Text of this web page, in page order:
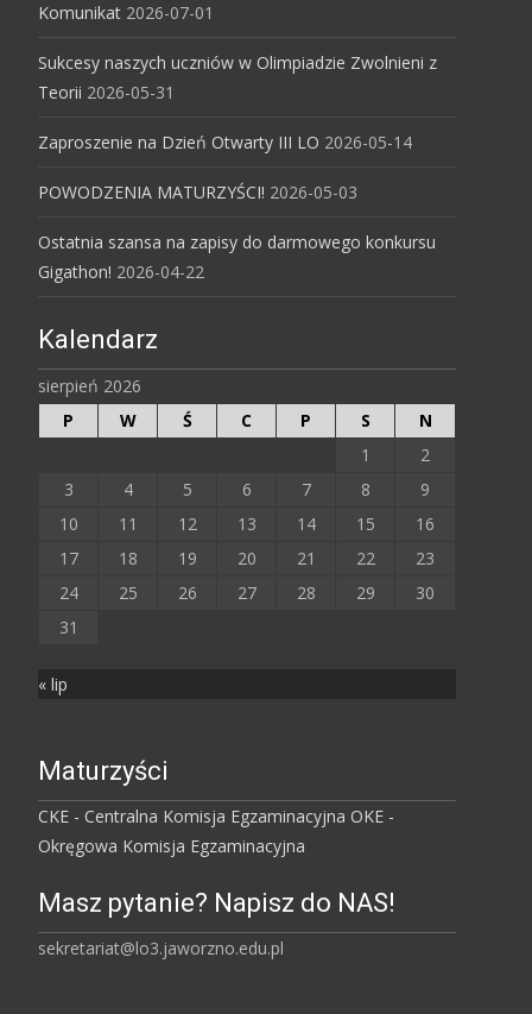
Komunikat 2026-07-01
Sukcesy naszych uczniów w Olimpiadzie Zwolnieni z
Teorii 2026-05-31
Zaproszenie na Dzień Otwarty III LO 2026-05-14
POWODZENIA MATURZYŚCI! 2026-05-03
Ostatnia szansa na zapisy do darmowego konkursu
Gigathon! 2026-04-22
Kalendarz
sierpień 2026
P
W Ś C P S
N
1
2
3
4 5 6 7 8
9
10
11 12 13 14 15
16
17
18 19 20 21 22
23
24
25 26 27 28 29
30
31
« lip
Maturzyści
CKE - Centralna Komisja Egzaminacyjna OKE -
Okręgowa Komisja Egzaminacyjna
Masz pytanie? Napisz do NAS!
sekretariat@lo3.jaworzno.edu.pl